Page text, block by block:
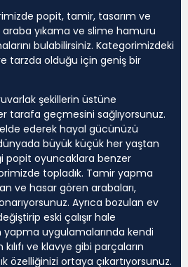
popit, tamir, tasarım ve
yıkama ve slime hamuru
bulabilirsiniz. Kategorimizdeki
tarzda olduğu için geniş bir
şekillerin üstüne
tarafa geçmesini sağlıyorsunuz.
ederek hayal gücünüzü
büyük küçük her yaştan
popit oyuncaklara benzer
topladık. Tamir yapma
ve hasar gören arabaları,
Ayrıca bozulan ev
eski çalışır hale
yapma uygulamalarında kendi
ve klavye gibi parçaların
özelliğinizi ortaya çıkartıyorsunuz.